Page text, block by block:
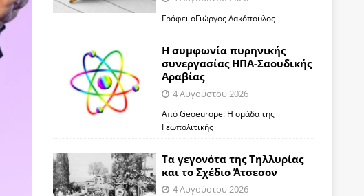
Γράφει οΓιώργος Λακόπουλος
Η συμφωνία πυρηνικής
συνεργασίας ΗΠΑ-Σαουδικής
Αραβίας
4 Αυγούστου 2026
Από Geoeurope: H ομάδα της
Γεωπολιτικής
Τα γεγονότα της Τηλλυρίας
και το Σχέδιο Άτσεσον
4 Αυγούστου 2026